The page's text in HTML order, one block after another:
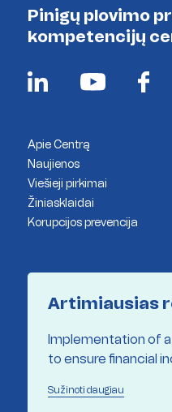
Pinigų plovimo
kompetencijų
Apie Centrą
Naujienos
Viešieji pirkimai
Žiniasklaidai
Korupcijos prevencija
Artimiausias
Implementation of
to ensure financial
Sužinoti daugiau